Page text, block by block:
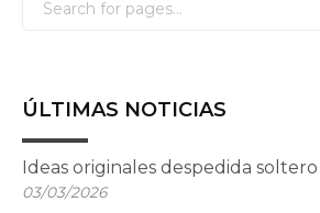
ÚLTIMAS NOTICIAS
Ideas originales despedida
03/03/2026